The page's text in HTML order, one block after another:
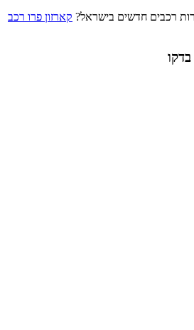
רכבים חדשים בישראל? קארזון פרו רכב